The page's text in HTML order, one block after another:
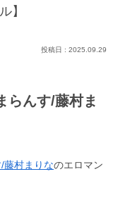
】
2025.09.29
らんす/藤村ま
藤村まりなのエロマン